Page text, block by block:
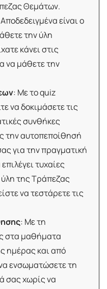
Θεμάτων.
είναι ο
την ύλη
κάνει στις
να μάθετε την
: Με το quiz
να δοκιμάσετε τις
συνθήκες
την αυτοπεποίθησή
για την πραγματική
τυχαίες
της Τράπεζας
να τεστάρετε τις
: Με τη
στα μαθήματα
ημέρας και από
ενσωματώσετε τη
σας χωρίς να